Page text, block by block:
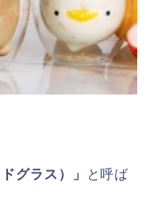
グラス）」
と呼ば